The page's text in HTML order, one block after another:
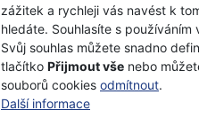
zážitek a rychleji vás navést k
hledáte. Souhlasíte s používáním
Svůj souhlas můžete snadno
tlačítko Přijmout vše nebo
souborů cookies odmítnout.
Další informace
-
Fiskars S-X18
sekera 1069103